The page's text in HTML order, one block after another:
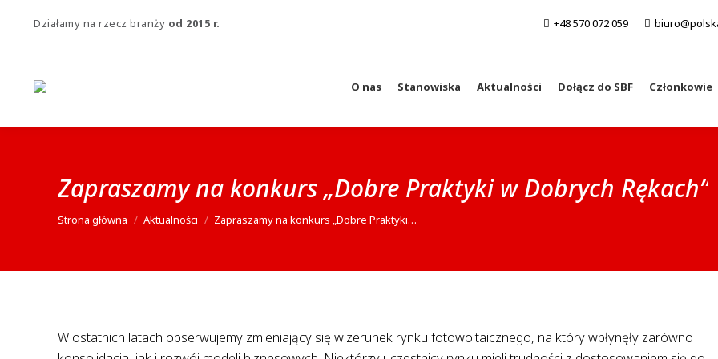
Działamy na rzecz branży od 2015 r. +48 570 072 059
O nas Stanowiska Aktualności Dołącz do SBF Członkowie
Zapraszamy na konkurs „Dobre Praktyki w Dobrych Rękach”
Jesteś tutaj:
Strona główna Aktualności Zapraszamy na konkurs „Dobre Praktyki…
W ostatnich latach obserwujemy zmieniający się wizerunek rynku fotowoltaicznego, na który wpłynęły zarówno